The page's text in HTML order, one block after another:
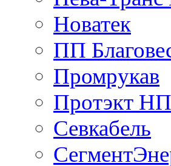
Новатек
ПП
Промрукав
Протэкт
Севкабель